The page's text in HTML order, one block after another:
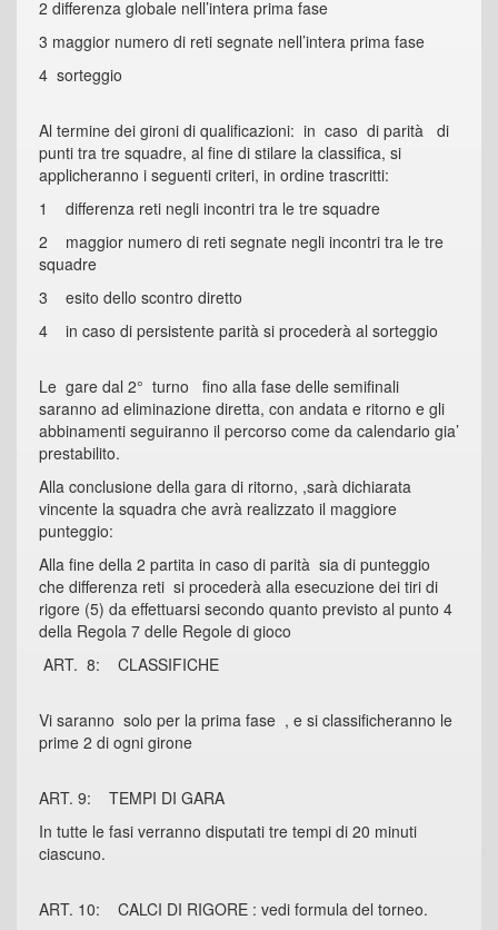
2 differenza globale nell’intera prima fase
3 maggior numero di reti segnate nell’intera prima fase
4 sorteggio
Al termine dei gironi di qualificazioni: in caso di parità di
punti tra tre squadre, al fine di stilare la classifica, si
applicheranno i seguenti criteri, in ordine trascritti:
1 differenza reti negli incontri tra le tre squadre
2 maggior numero di reti segnate negli incontri tra le tre
squadre
3 esito dello scontro diretto
4 in caso di persistente parità si procederà al sorteggio
Le gare dal 2° turno fino alla fase delle semifinali
saranno ad eliminazione diretta, con andata e ritorno e gli
abbinamenti seguiranno il percorso come da calendario gia’
prestabilito.
Alla conclusione della gara di ritorno, ,sarà dichiarata
vincente la squadra che avrà realizzato il maggiore
punteggio:
Alla fine della 2 partita in caso di parità sia di punteggio
che differenza reti si procederà alla esecuzione dei tiri di
rigore (5) da effettuarsi secondo quanto previsto al punto 4
della Regola 7 delle Regole di gioco
ART. 8: CLASSIFICHE
Vi saranno solo per la prima fase , e si classificheranno le
prime 2 di ogni girone
ART. 9: TEMPI DI GARA
In tutte le fasi verranno disputati tre tempi di 20 minuti
ciascuno.
ART. 10: CALCI DI RIGORE : vedi formula del torneo.